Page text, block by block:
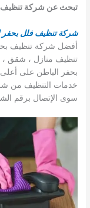
تبحث عن شركة تنظيف
شركة تنظيف فلل بحفر
أفضل شركة تنظيف
تنظيف منازل ، شقق ،
بحفر الباطن على
خدمات التنظيف من
سوى الإتصال برقم الشركة